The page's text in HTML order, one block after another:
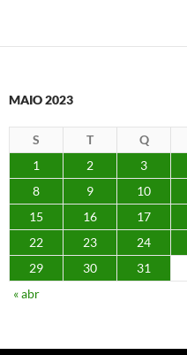
MAIO 2023
S T Q
1
2 3
8
9 10
15
16 17
22
23 24
29
30
31
« abr